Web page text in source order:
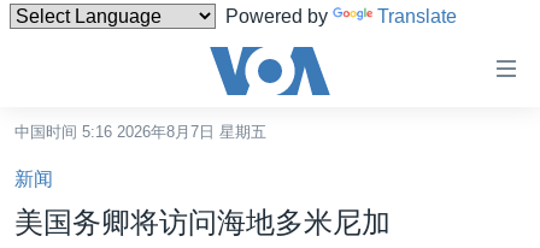
Powered by Translate
碍
链
接
跳
中国时间 5:16 2026年8月7日 星期五
新闻
美国务卿将访问海地多米尼加